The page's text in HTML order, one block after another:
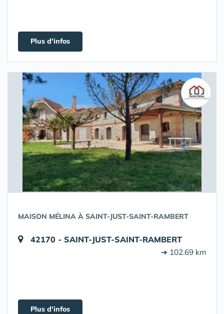
Plus d'infos
MAISON MÉLINA À SAINT-JUST-SAINT-RAMBERT
42170 - SAINT-JUST-SAINT-RAMBERT
➔ 102.69 km
Plus d'infos